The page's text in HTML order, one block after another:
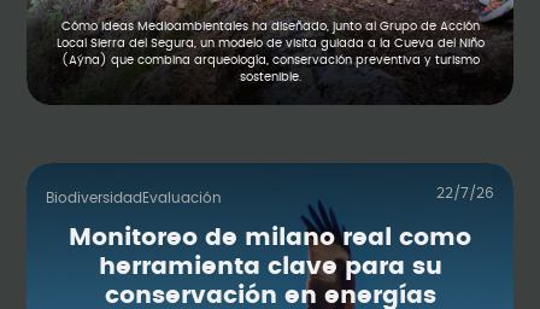
Cómo Ideas Medioambientales ha diseñado, junto al Grupo de Acción
Local Sierra del Segura, un modelo de visita guiada a la Cueva del Niño
(Aýna) que combina arqueología, conservación preventiva y turismo
sostenible.
Biodiversidad Evaluación 22/7/26
Monitoreo de milano real como
herramienta clave para su
conservación en energías